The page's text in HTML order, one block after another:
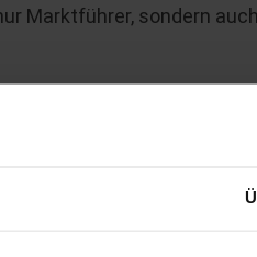
Marktführer, sondern
aber gemeinsam decken